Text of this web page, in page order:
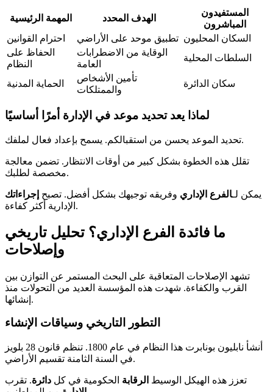
المهمة الرئيسية الهدف المحدد
المستفيدون
المباشرون
احترام القوانين
تطبيق موحد على الأراضي السكان المحليون
الحفاظ على
النظام
الوقاية من الاضطرابات
العامة
السلطات المحلية
الحماية المدنية
تأمين الأشخاص
والممتلكات
سكان الدائرة
لماذا يعد تحديد موعد في الإدارة أمرًا أساسيًا
تحديد الموعد يحسن من استقبالكم. يسمح بإعداد فعال لملفك.
تقلل هذه الخطوة بشكل كبير من أوقات الانتظار. تضمن معالجة
مخصصة لطلبك.
يمكن لـالفرع الإداري وفريقه توجيهك بشكل أفضل. تصبح إجراءاتك
الإدارية أكثر كفاءة.
ما فائدة الفرع الإداري؟ تحليل تاريخي
وإصلاحات
تشهد الإصلاحات المتعاقبة على البحث المستمر عن التوازن بين
القرب والكفاءة. شهدت هذه المؤسسة العديد من التحولات منذ
إنشائها.
التطور التاريخي وسياقات الإنشاء
أنشأ نابليون بونابرت هذا النظام في عام 1800. تنظم قانون 28 بلويز
في السنة الثامنة تقسيم الأراضي.
تعزز هذه الهيكل الوسيط الرقابة الحكومية في كل دائرة. تقرب